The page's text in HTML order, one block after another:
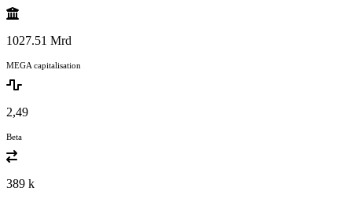
1027.51 Mrd
MEGA capitalisation
2,49
Beta
389 k